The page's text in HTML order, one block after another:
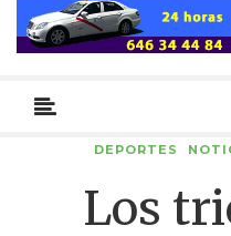
primario
DEPORTES
Los